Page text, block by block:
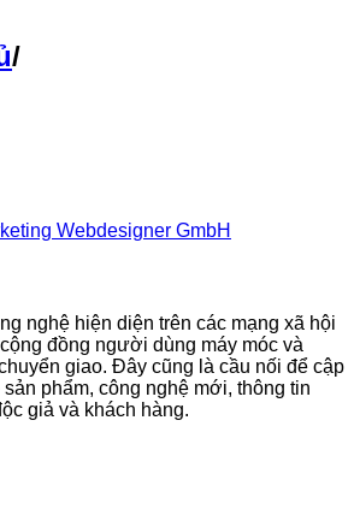
/
Webdesigner GmbH
nghệ hiện diện trên các mạng xã hội
đồng người dùng máy móc và
giao. Đây cũng là cầu nối để cập
phẩm, công nghệ mới, thông tin
giả và khách hàng.